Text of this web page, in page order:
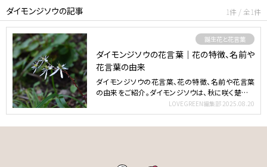
ダイモンジソウの記事 1件 / 全1件
誕生花と花言葉
ダイモンジソウの花言葉｜花の特徴、名前や
花言葉の由来
ダイモンジソウの花言葉、花の特徴、名前や花言葉
の由来をご紹介。ダイモンジソウは、秋に咲く楚々と
LOVEGREEN編集部 2025.08.20